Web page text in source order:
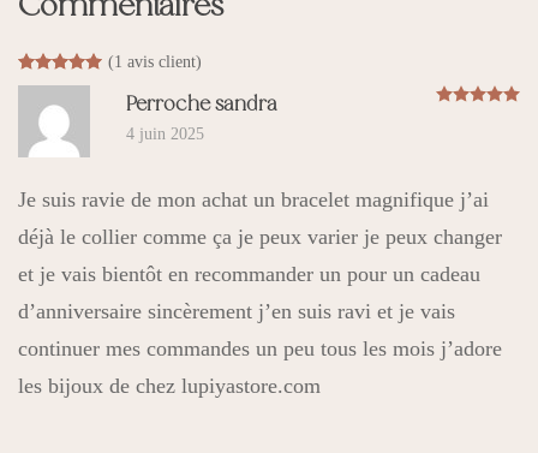
Commentaires
Noté5.00sur 5 basé sur
1(1 avis client)
Perroche sandra
4 juin 2025
Je suis ravie de mon achat un bracelet magnifique j’ai
déjà le collier comme ça je peux varier je peux changer
et je vais bientôt en recommander un pour un cadeau
d’anniversaire sincèrement j’en suis ravi et je vais
continuer mes commandes un peu tous les mois j’adore
les bijoux de chez lupiyastore.com